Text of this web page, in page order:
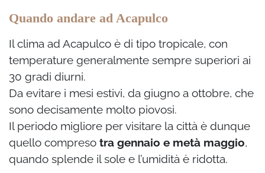
Quando andare ad Acapulco
Il clima ad Acapulco è di tipo tropicale, con
temperature generalmente sempre superiori ai
30 gradi diurni.
Da evitare i mesi estivi, da giugno a ottobre, che
sono decisamente molto piovosi.
Il periodo migliore per visitare la città è dunque
quello compreso tra gennaio e metà maggio,
quando splende il sole e l’umidità è ridotta.